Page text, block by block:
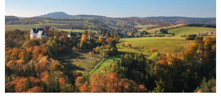
Impressionen
Termine
Newsletter